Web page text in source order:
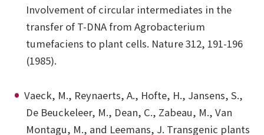
Involvement of circular intermediates in the
transfer of T-DNA from Agrobacterium
tumefaciens to plant cells. Nature 312, 191-196
(1985).
Vaeck, M., Reynaerts, A., Hofte, H., Jansens, S.,
De Beuckeleer, M., Dean, C., Zabeau, M., Van
Montagu, M., and Leemans, J. Transgenic plants